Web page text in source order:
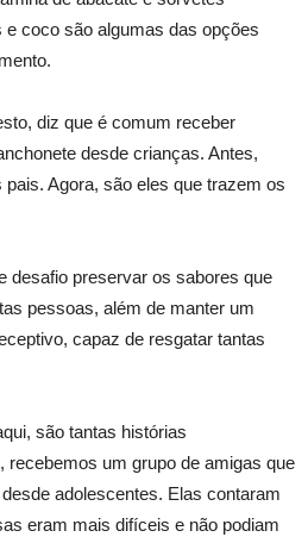
coco são algumas das opções
diz que é comum receber
desde crianças. Antes,
Agora, são eles que trazem os
desafio preservar os sabores que
pessoas, além de manter um
capaz de resgatar tantas
são tantas histórias
um grupo de amigas que
adolescentes. Elas contaram
eram mais difíceis e não podiam